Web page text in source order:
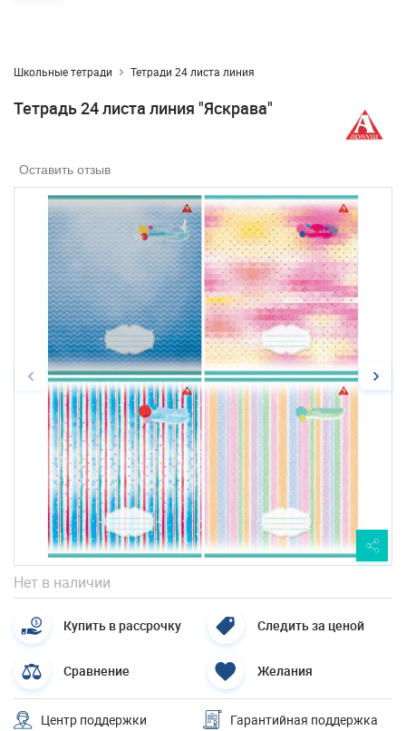
Школьные тетради Тетради 24 листа линия
Тетрадь 24 листа линия "Яскрава"
Оставить отзыв
Нет в наличии
Купить в рассрочку Следить за ценой
Сравнение Желания
Центр поддержки
Гарантийная поддержка